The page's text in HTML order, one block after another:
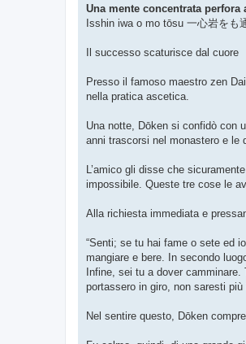
s
a
i
Una mente concentrata perfora
Isshin iwa o mo tōsu 一心岩をも
Il successo scaturisce dal cuore
Presso il famoso maestro zen
nella pratica ascetica.
Una notte, Dōken si confidò con
anni trascorsi nel monastero e le
L’amico gli disse che
impossibile. Queste tre cose le
Alla richiesta immediata e
“Senti; se tu hai fame o sete ed
mangiare e bere. In secondo
Infine, sei tu a dover
portassero in giro, non saresti più
Nel sentire questo, Dōken